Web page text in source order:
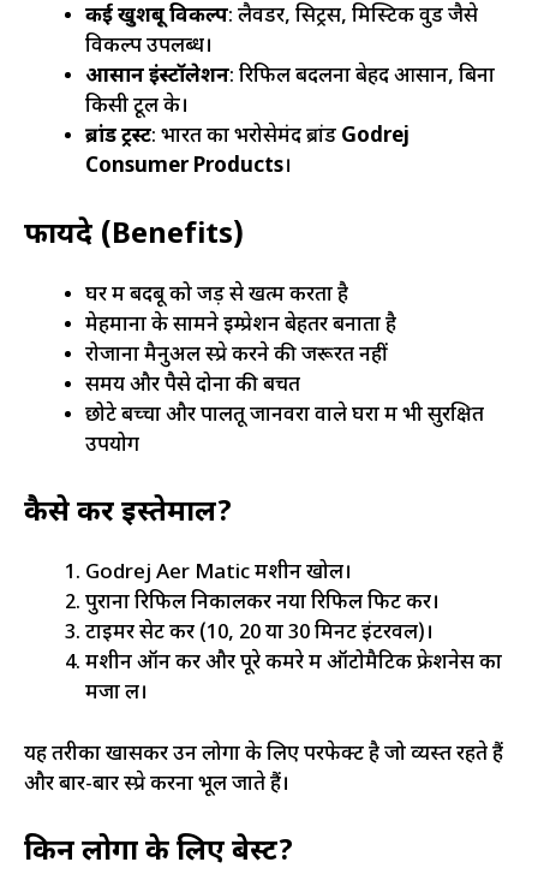
कई खुशबू विकल्प: लैवेंडर, सिट्रस, मिस्टिक वुड जैसे
विकल्प उपलब्ध।
आसान इंस्टॉलेशन: रिफिल बदलना बेहद आसान, बिना
किसी टूल के।
ब्रांड ट्रस्ट: भारत का भरोसेमंद ब्रांड Godrej
Consumer Products।
फायदे (Benefits)
घर में बदबू को जड़ से खत्म करता है
मेहमानों के सामने इम्प्रेशन बेहतर बनाता है
रोजाना मैनुअल स्प्रे करने की जरूरत नहीं
समय और पैसे दोनों की बचत
छोटे बच्चों और पालतू जानवरों वाले घरों में भी सुरक्षित
उपयोग
कैसे करें इस्तेमाल?
Godrej Aer Matic मशीन खोलें।
पुराना रिफिल निकालकर नया रिफिल फिट करें।
टाइमर सेट करें (10, 20 या 30 मिनट इंटरवल)।
मशीन ऑन करें और पूरे कमरे में ऑटोमैटिक फ्रेशनेस का
मजा लें।
यह तरीका खासकर उन लोगों के लिए परफेक्ट है जो व्यस्त रहते हैं
और बार-बार स्प्रे करना भूल जाते हैं।
किन लोगों के लिए बेस्ट?